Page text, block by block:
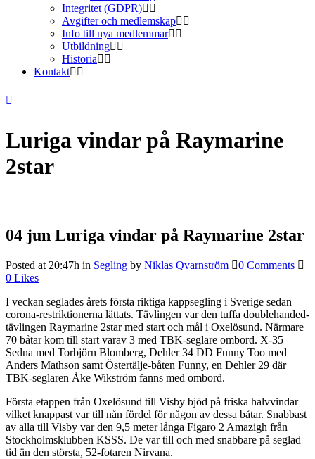
Integritet (GDPR)
Avgifter och medlemskap
Info till nya medlemmar
Utbildning
Historia
Kontakt
Luriga vindar på Raymarine
2star
04 jun Luriga vindar på Raymarine 2star
Posted at 20:47h in Segling by Niklas Qvarnström
0 Comments
0 Likes
I veckan seglades årets första riktiga kappsegling i Sverige sedan
corona-restriktionerna lättats. Tävlingen var den tuffa doublehanded-
tävlingen Raymarine 2star med start och mål i Oxelösund. Närmare
70 båtar kom till start varav 3 med TBK-seglare ombord. X-35
Sedna med Torbjörn Blomberg, Dehler 34 DD Funny Too med
Anders Mathson samt Östertälje-båten Funny, en Dehler 29 där
TBK-seglaren Åke Wikström fanns med ombord.
Första etappen från Oxelösund till Visby bjöd på friska halvvindar
vilket knappast var till nån fördel för någon av dessa båtar. Snabbast
av alla till Visby var den 9,5 meter långa Figaro 2 Amazigh från
Stockholmsklubben KSSS. De var till och med snabbare på seglad
tid än den största, 52-fotaren Nirvana.